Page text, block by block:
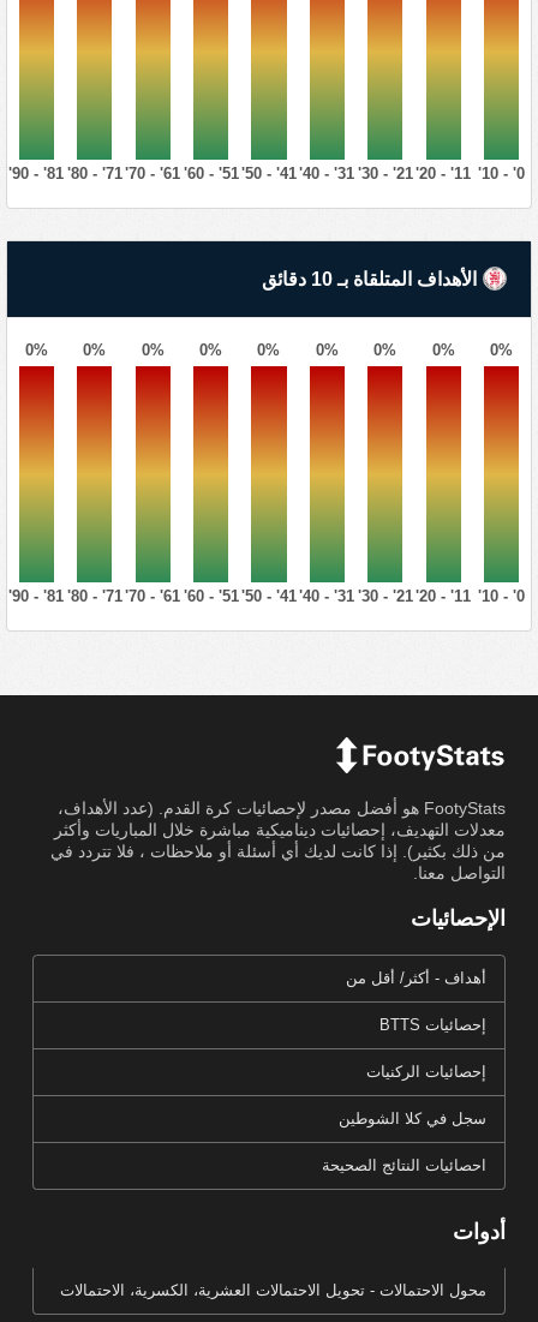
81' - 90' 71' - 80' 61' - 70' 51' - 60' 41' - 50' 31' - 40' 21' - 30' 11' - 20' 0' - 10'
الأهداف المتلقاة بـ 10 دقائق
0% 0% 0% 0% 0% 0% 0% 0% 0%
81' - 90' 71' - 80' 61' - 70' 51' - 60' 41' - 50' 31' - 40' 21' - 30' 11' - 20' 0' - 10'
FootyStats هو أفضل مصدر لإحصائيات كرة القدم. (عدد الأهداف،
معدلات التهديف، إحصائيات ديناميكية مباشرة خلال المباريات وأكثر
من ذلك بكثير). إذا كانت لديك أي أسئلة أو ملاحظات ، فلا تتردد في
التواصل معنا.
الإحصائيات
أهداف - أكثر/ أقل من
إحصائيات BTTS
إحصائيات الركنيات
سجل في كلا الشوطين
احصائيات النتائج الصحيحة
أدوات
محول الاحتمالات - تحويل الاحتمالات العشرية، الكسرية، الاحتمالات